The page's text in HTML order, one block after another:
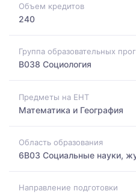
Объем кредитов
240
Группа образовательных
B038 Социология
Предметы на ЕНТ
Математика и География
Область образования
6B03 Социальные науки,
Направление подготовки